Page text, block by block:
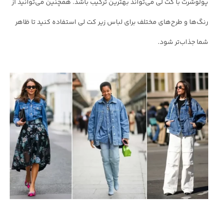
پولوشرت با کت لی می‌تواند بهترین ترکیب باشد. همچنین می‌توانید از
رنگ‌ها و طرح‌های مختلف برای لباس زیر کت لی استفاده کنید تا ظاهر
شما جذاب‌تر شود.